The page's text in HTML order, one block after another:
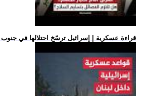
.. قراءة عسكرية | إسرائيل ترسّخ احتلالها في جنوب